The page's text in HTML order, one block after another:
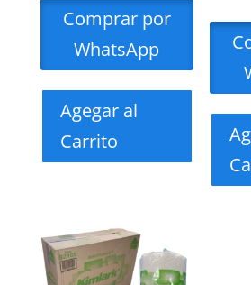
Comprar por
WhatsApp
Agegar al
Carrito